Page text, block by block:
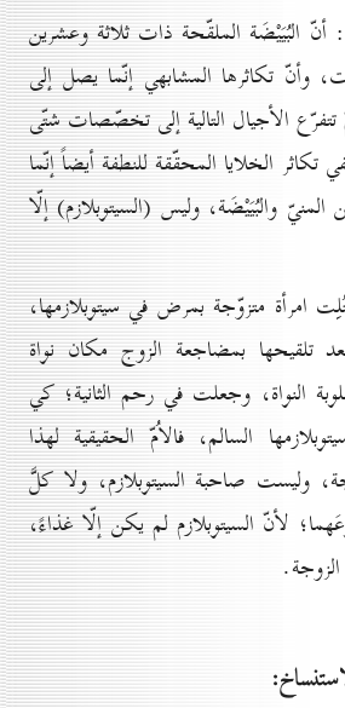
أنّ البُيَيْضَة الملقّحة ذات ثلاثة وعشرين
وأنّ تكاثرها المشابهي إنّما يصل إلى
تتفرّع الأجيال التالية إلى تخصّصات شتّى
تكاثر الخلايا المحقّقة للنطفة أيضاً إنّما
المنيّ والبُيَيْضَة، وليس (السيتوبلازم) إلّا
امرأة متزوّجة بمرض في سيتوبلازمها،
تلقيحها بمضاجعة الزوج مكان نواة
النواة، وجعلت في رحم الثانية؛ كي
السالم، فالاُمّ الحقيقية لهذا
وليست صاحبة السيتوبلازم، ولا كلَّ
لأنّ السيتوبلازم لم يكن إلّا غذاءً،